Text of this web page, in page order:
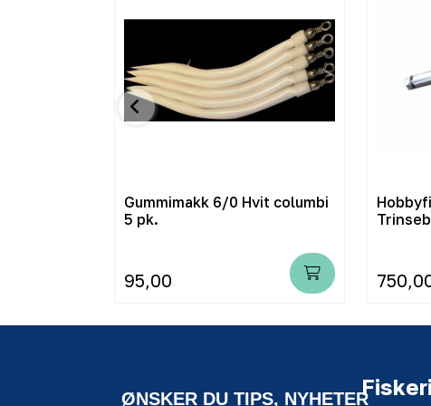
Gummimakk 6/0 Hvit columbi
5 pk.
95,00
ØNSKER DU TIPS, NYHETERFiskeri